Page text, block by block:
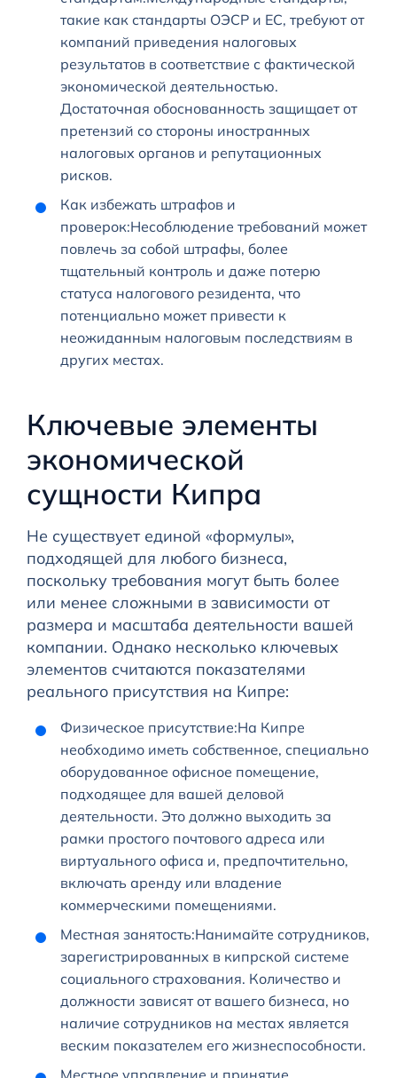
такие как стандарты ОЭСР и ЕС, требуют от
компаний приведения налоговых
результатов в соответствие с фактической
экономической деятельностью.
Достаточная обоснованность защищает от
претензий со стороны иностранных
налоговых органов и репутационных
рисков.
Как избежать штрафов и
проверок:Несоблюдение требований может
повлечь за собой штрафы, более
тщательный контроль и даже потерю
статуса налогового резидента, что
потенциально может привести к
неожиданным налоговым последствиям в
других местах.
Ключевые элементы
экономической
сущности Кипра
Не существует единой «формулы»,
подходящей для любого бизнеса,
поскольку требования могут быть более
или менее сложными в зависимости от
размера и масштаба деятельности вашей
компании. Однако несколько ключевых
элементов считаются показателями
реального присутствия на Кипре:
Физическое присутствие:На Кипре
необходимо иметь собственное, специально
оборудованное офисное помещение,
подходящее для вашей деловой
деятельности. Это должно выходить за
рамки простого почтового адреса или
виртуального офиса и, предпочтительно,
включать аренду или владение
коммерческими помещениями.
Местная занятость:Нанимайте сотрудников,
зарегистрированных в кипрской системе
социального страхования. Количество и
должности зависят от вашего бизнеса, но
наличие сотрудников на местах является
веским показателем его жизнеспособности.